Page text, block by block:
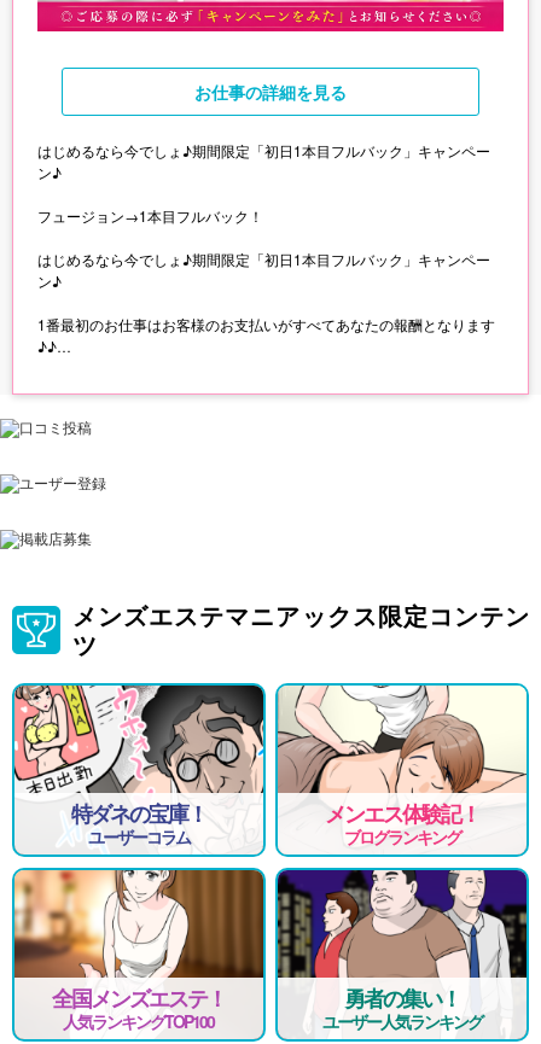
お仕事の詳細を見る
はじめるなら今でしょ♪期間限定「初日1本目フルバック」キャンペー
ン♪
フュージョン→1本目フルバック！
はじめるなら今でしょ♪期間限定「初日1本目フルバック」キャンペー
ン♪
1番最初のお仕事はお客様のお支払いがすべてあなたの報酬となります
♪♪
◎ご応募の際に必ず「キャンペーンをみた」とお知らせください◎
メンズエステマニアックス限定コンテン
ツ
特ダネの宝庫！
ユーザーコラム
メンエス体験記！
ブログランキング
全国メンズエステ！
人気ランキングTOP100
勇者の集い！
ユーザー人気ランキング